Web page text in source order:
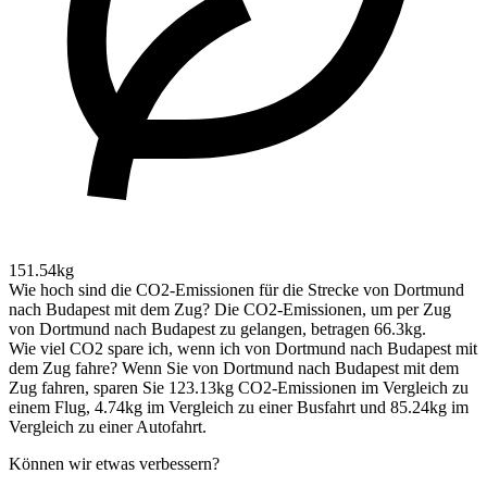
151.54kg
Wie hoch sind die CO2-Emissionen für die Strecke von Dortmund
nach Budapest mit dem Zug? Die CO2-Emissionen, um per Zug
von Dortmund nach Budapest zu gelangen, betragen 66.3kg.
Wie viel CO2 spare ich, wenn ich von Dortmund nach Budapest mit
dem Zug fahre? Wenn Sie von Dortmund nach Budapest mit dem
Zug fahren, sparen Sie 123.13kg CO2-Emissionen im Vergleich zu
einem Flug, 4.74kg im Vergleich zu einer Busfahrt und 85.24kg im
Vergleich zu einer Autofahrt.
Können wir etwas verbessern?